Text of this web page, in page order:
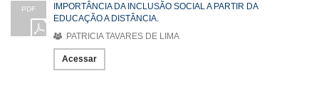
PDF
IMPORTÂNCIA DA INCLUSÃO SOCIAL A PARTIR DA
EDUCAÇÃO A DISTÂNCIA.
PATRICIA TAVARES DE LIMA
Acessar